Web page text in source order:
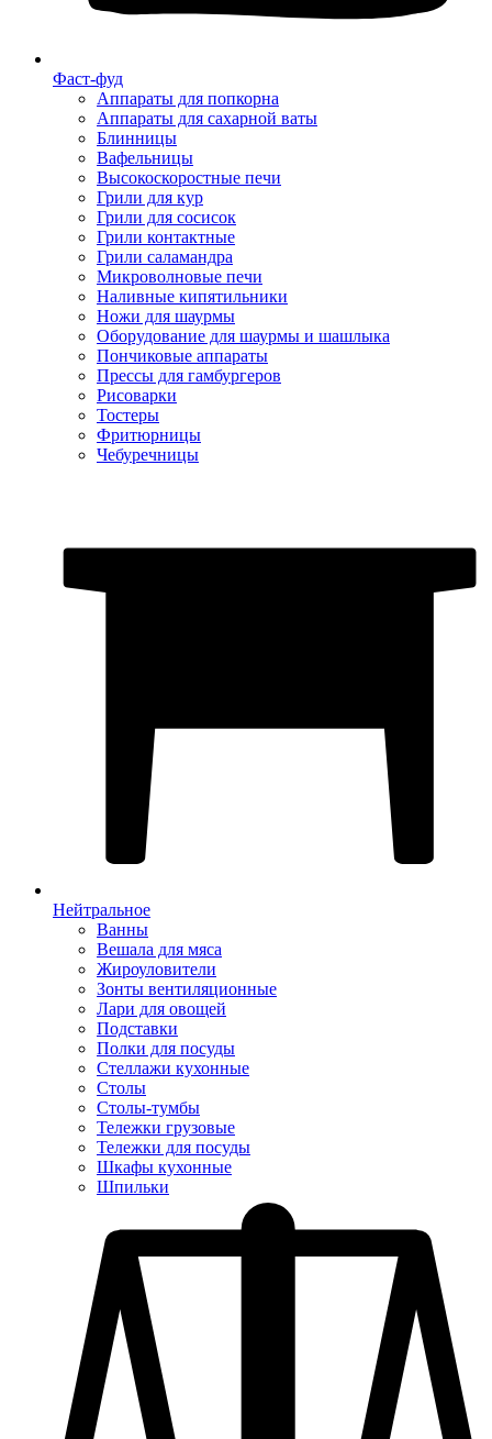
Фаст-фуд
Аппараты для попкорна
Аппараты для сахарной ваты
Блинницы
Вафельницы
Высокоскоростные печи
Грили для кур
Грили для сосисок
Грили контактные
Грили саламандра
Микроволновые печи
Наливные кипятильники
Ножи для шаурмы
Оборудование для шаурмы и шашлыка
Пончиковые аппараты
Прессы для гамбургеров
Рисоварки
Тостеры
Фритюрницы
Чебуречницы
Нейтральное
Ванны
Вешала для мяса
Жироуловители
Зонты вентиляционные
Лари для овощей
Подставки
Полки для посуды
Стеллажи кухонные
Столы
Столы-тумбы
Тележки грузовые
Тележки для посуды
Шкафы кухонные
Шпильки